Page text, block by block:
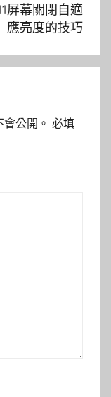
屏幕關閉自適
應亮度的技巧
公開。 必填